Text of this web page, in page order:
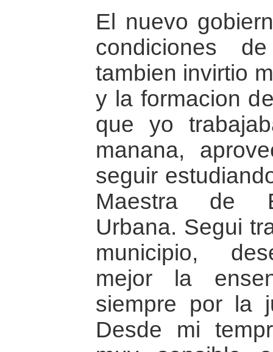
El nuevo
condiciones
tambien invirtio
y la formacion
que yo
manana,
seguir
Maestra de
Urbana. Segui
municipio,
mejor la
siempre por la
Desde mi